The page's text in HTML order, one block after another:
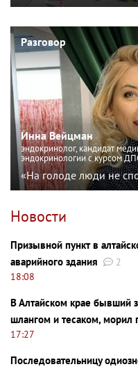
Разговор
Инна Вейцман
эндокринолог, кандидат
эндокринологии с курсом
«На голоде люди не
Новости
Призывной пункт в
аварийного здания
2
18:08
В Алтайском крае бывший
шлангом и тесаком, морил
17:27
Последовательницу